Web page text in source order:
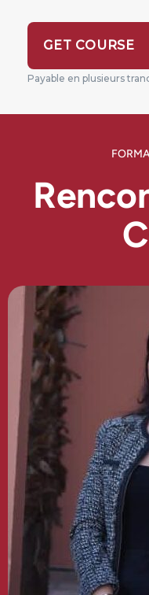
GET COURSE
Payable en plusieurs